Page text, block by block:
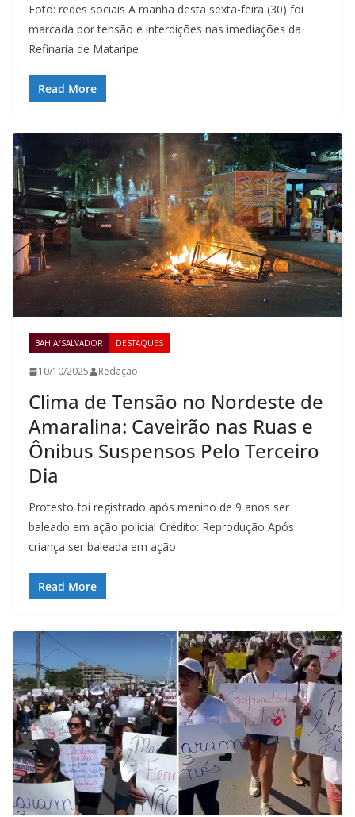
Foto: redes sociais A manhã desta sexta-feira (30) foi
marcada por tensão e interdições nas imediações da
Refinaria de Mataripe
Read More
BAHIA/SALVADOR DESTAQUES
10/10/2025 Redação
Clima de Tensão no Nordeste de
Amaralina: Caveirão nas Ruas e
Ônibus Suspensos Pelo Terceiro
Dia
Protesto foi registrado após menino de 9 anos ser
baleado em ação policial Crédito: Reprodução Após
criança ser baleada em ação
Read More